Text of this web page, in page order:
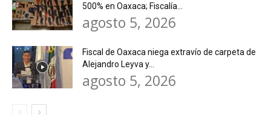
500% en Oaxaca; Fiscalía...
agosto 5, 2026
Fiscal de Oaxaca niega extravío de carpeta de
Alejandro Leyva y...
agosto 5, 2026